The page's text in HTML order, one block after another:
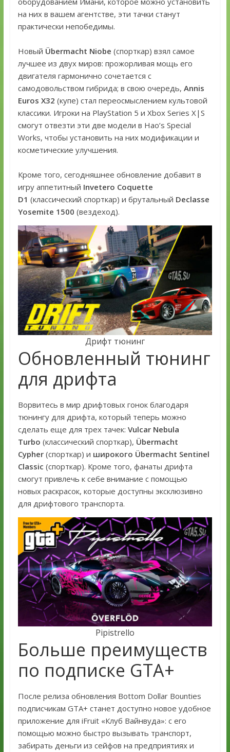
на них в вашем агентстве, эти тачки станут
практически непобедимы.
Новый Übermacht Niobe (спорткар) взял самое
лучшее из двух миров: прожорливая мощь его
двигателя гармонично сочетается с
самодовольством гибрида; в свою очередь, Annis
Euros X32 (купе) стал переосмыслением культовой
классики. Игроки на PlayStation 5 и Xbox Series X|S
смогут отвезти эти две модели в Hao’s Special
Works, чтобы установить на них модификации и
косметические улучшения.
Кроме того, сегодняшнее обновление добавит в
игру аппетитный Invetero Coquette
D1 (классический спорткар) и брутальный Declasse
Yosemite 1500 (вездеход).
Дрифт тюнинг
Обновленный тюнинг
для дрифта
Ворвитесь в мир дрифтовых гонок благодаря
тюнингу для дрифта, который теперь можно
сделать еще для трех тачек: Vulcar Nebula
Turbo (классический спорткар), Übermacht
Cypher(спорткар) и широкого Übermacht Sentinel
Classic (спорткар). Кроме того, фанаты дрифта
смогут привлечь к себе внимание с помощью
новых раскрасок, которые доступны эксклюзивно
для дрифтового транспорта.
Pipistrello
Больше преимуществ
по подписке GTA+
После релиза обновления Bottom Dollar Bounties
подписчикам GTA+ станет доступно новое удобное
приложение для iFruit «Клуб Вайнвуда»: с его
помощью можно быстро вызывать транспорт,
забирать деньги из сейфов на предприятиях и